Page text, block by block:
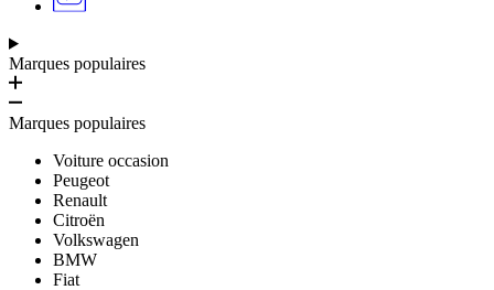
Marques populaires
Marques populaires
Voiture occasion
Peugeot
Renault
Citroën
Volkswagen
BMW
Fiat